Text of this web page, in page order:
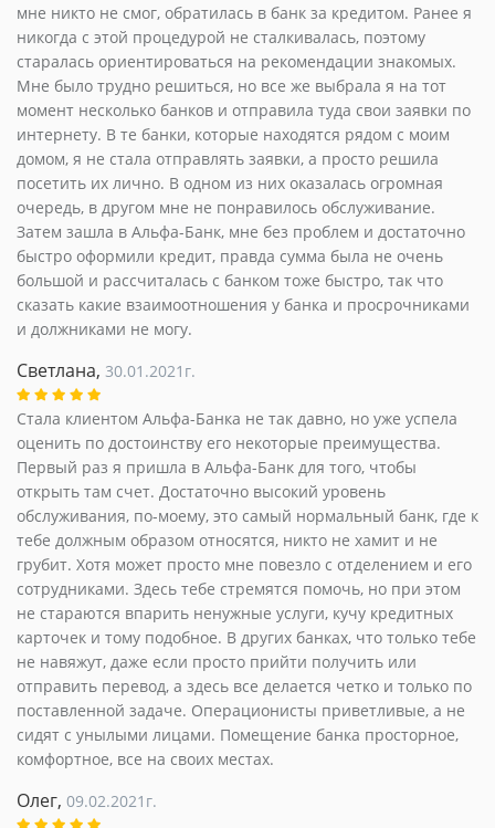
мне никто не смог, обратилась в банк за кредитом. Ранее я
никогда с этой процедурой не сталкивалась, поэтому
старалась ориентироваться на рекомендации знакомых.
Мне было трудно решиться, но все же выбрала я на тот
момент несколько банков и отправила туда свои заявки по
интернету. В те банки, которые находятся рядом с моим
домом, я не стала отправлять заявки, а просто решила
посетить их лично. В одном из них оказалась огромная
очередь, в другом мне не понравилось обслуживание.
Затем зашла в Альфа-Банк, мне без проблем и достаточно
быстро оформили кредит, правда сумма была не очень
большой и рассчиталась с банком тоже быстро, так что
сказать какие взаимоотношения у банка и просрочниками
и должниками не могу.
Светлана, 30.01.2021г.
Стала клиентом Альфа-Банка не так давно, но уже успела
оценить по достоинству его некоторые преимущества.
Первый раз я пришла в Альфа-Банк для того, чтобы
открыть там счет. Достаточно высокий уровень
обслуживания, по-моему, это самый нормальный банк, где к
тебе должным образом относятся, никто не хамит и не
грубит. Хотя может просто мне повезло с отделением и его
сотрудниками. Здесь тебе стремятся помочь, но при этом
не стараются впарить ненужные услуги, кучу кредитных
карточек и тому подобное. В других банках, что только тебе
не навяжут, даже если просто прийти получить или
отправить перевод, а здесь все делается четко и только по
поставленной задаче. Операционисты приветливые, а не
сидят с унылыми лицами. Помещение банка просторное,
комфортное, все на своих местах.
Олег, 09.02.2021г.